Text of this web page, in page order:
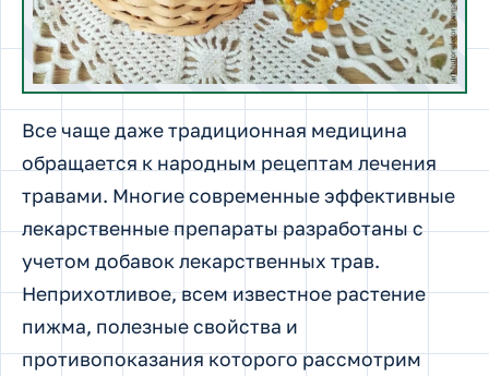
Все чаще даже традиционная медицина
обращается к народным рецептам лечения
травами. Многие современные эффективные
лекарственные препараты разработаны с
учетом добавок лекарственных трав.
Неприхотливое, всем известное растение
пижма, полезные свойства и
противопоказания которого рассмотрим